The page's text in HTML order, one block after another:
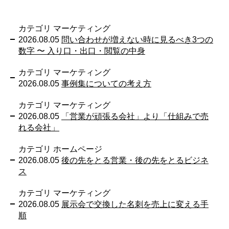
カテゴリ マーケティング
2026.08.05 問い合わせが増えない時に見るべき3つの
数字 〜 入り口・出口・閲覧の中身
カテゴリ マーケティング
2026.08.05 事例集についての考え方
カテゴリ マーケティング
2026.08.05
「営業が頑張る会社」より「仕組みで売
れる会社」
カテゴリ ホームページ
2026.08.05 後の先をとる営業・後の先をとるビジネ
ス
カテゴリ マーケティング
2026.08.05 展示会で交換した名刺を売上に変える手
順